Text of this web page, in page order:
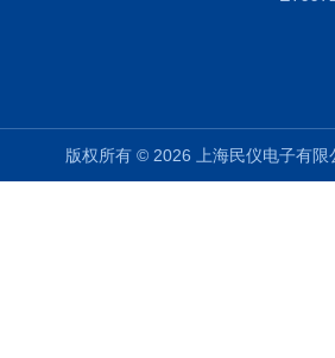
版权所有 © 2026 上海民仪电子